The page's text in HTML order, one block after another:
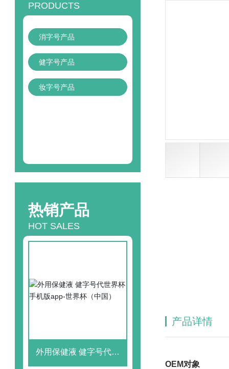
PRODUCTS
消字号产品
健字号产品
妆字号产品
热销产品
HOT SALES
外用保健液 健字号代世
产品详情
OEM对象